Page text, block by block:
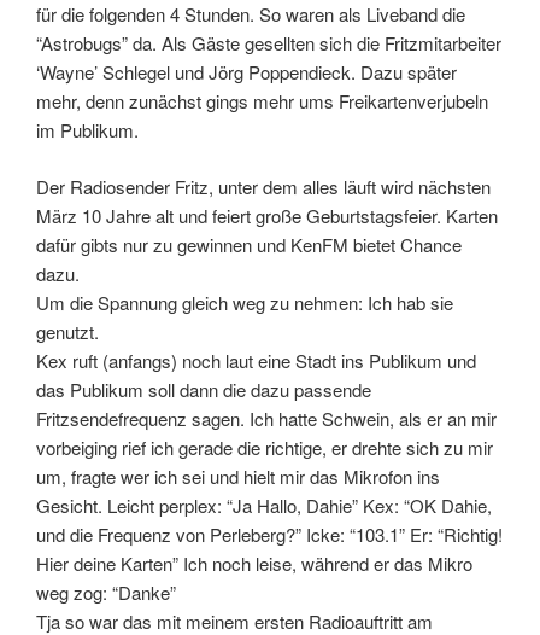
für die folgenden 4 Stunden. So waren als Liveband die
“Astrobugs” da. Als Gäste gesellten sich die Fritzmitarbeiter
‘Wayne’ Schlegel und Jörg Poppendieck. Dazu später
mehr, denn zunächst gings mehr ums Freikartenverjubeln
im Publikum.
Der Radiosender Fritz, unter dem alles läuft wird nächsten
März 10 Jahre alt und feiert große Geburtstagsfeier. Karten
dafür gibts nur zu gewinnen und KenFM bietet Chance
dazu.
Um die Spannung gleich weg zu nehmen: Ich hab sie
genutzt.
Kex ruft (anfangs) noch laut eine Stadt ins Publikum und
das Publikum soll dann die dazu passende
Fritzsendefrequenz sagen. Ich hatte Schwein, als er an mir
vorbeiging rief ich gerade die richtige, er drehte sich zu mir
um, fragte wer ich sei und hielt mir das Mikrofon ins
Gesicht. Leicht perplex: “Ja Hallo, Dahie” Kex: “OK Dahie,
und die Frequenz von Perleberg?” Icke: “103.1” Er: “Richtig!
Hier deine Karten” Ich noch leise, während er das Mikro
weg zog: “Danke”
Tja so war das mit meinem ersten Radioauftritt am